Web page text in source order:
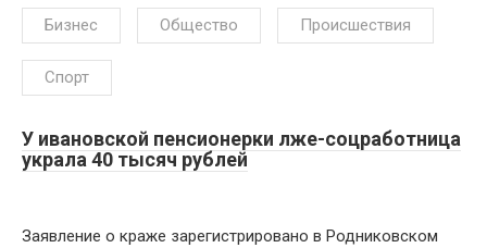
Бизнес Общество Происшествия
Спорт
У ивановской пенсионерки лже-соцработница
украла 40 тысяч рублей
Заявление о краже зарегистрировано в Родниковском